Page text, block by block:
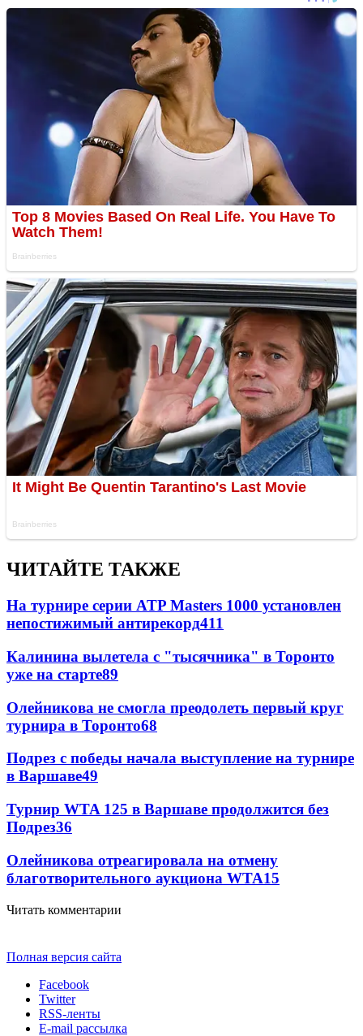
ЧИТАЙТЕ ТАКЖЕ
На турнире серии ATP Masters 1000 установлен
непостижимый антирекорд411
Калинина вылетела с "тысячника" в Торонто
уже на старте89
Олейникова не смогла преодолеть первый круг
турнира в Торонто68
Подрез с победы начала выступление на турнире
в Варшаве49
Турнир WTA 125 в Варшаве продолжится без
Подрез36
Олейникова отреагировала на отмену
благотворительного аукциона WTA15
Читать комментарии
Полная версия сайта
Facebook
Twitter
RSS-ленты
E-mail рассылка